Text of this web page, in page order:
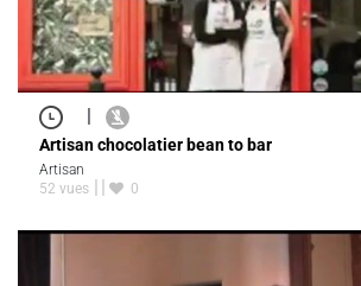
Artisan chocolatier bean to bar
Artisan
52 vues
0